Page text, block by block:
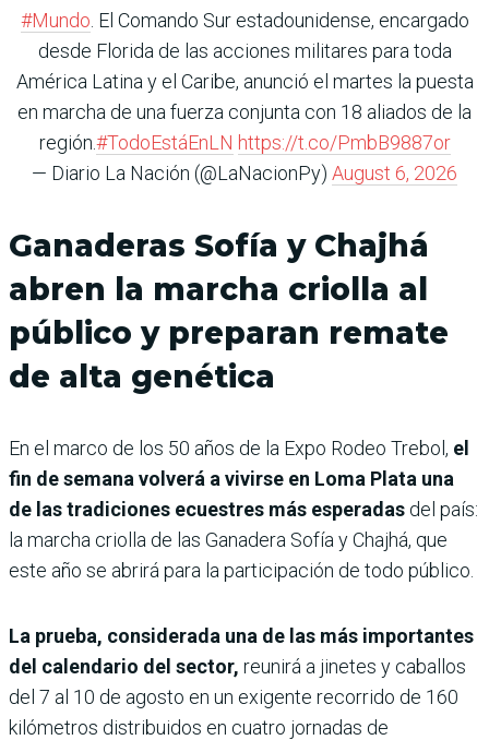
#Mundo . El Comando Sur estadounidense, encargado
desde Florida de las acciones militares para toda
América Latina y el Caribe, anunció el martes la puesta
en marcha de una fuerza conjunta con 18 aliados de la
región.#TodoEstáEnLN https://t.co/PmbB9887or
— Diario La Nación (@LaNacionPy) August 6, 2026
Ganaderas Sofía y Chajhá
abren la marcha criolla al
público y preparan remate
de alta genética
En el marco de los 50 años de la Expo Rodeo Trebol, el
fin de semana volverá a vivirse en Loma Plata una
de las tradiciones ecuestres más esperadas del país:
la marcha criolla de las Ganadera Sofía y Chajhá, que
este año se abrirá para la participación de todo público.
La prueba, considerada una de las más importantes
del calendario del sector, reunirá a jinetes y caballos
del 7 al 10 de agosto en un exigente recorrido de 160
kilómetros distribuidos en cuatro jornadas de